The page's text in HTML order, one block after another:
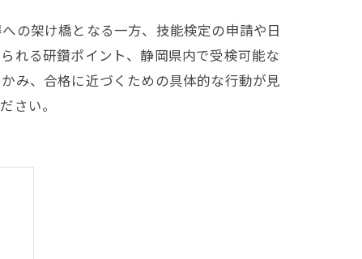
の架け橋となる一方、技能検定の申請や日
れる研鑽ポイント、静岡県内で受検可能な
み、合格に近づくための具体的な行動が見
さい。